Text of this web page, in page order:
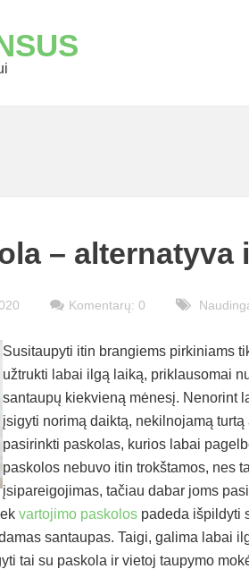
– alternatyva
Komentarų: 0
Susitaupyti itin brangiems pirkiniams
užtrukti labai ilgą laiką, priklausomai
santaupų kiekvieną mėnesį. Nenorint
įsigyti norimą daiktą, nekilnojamą
pasirinkti paskolas, kurios labai
paskolos nebuvo itin trokštamos, nes
įsipareigojimas, tačiau dabar joms
vartojimo paskolos padeda išpildyti
santaupas. Taigi, galima labai
tai su paskola ir vietoj taupymo